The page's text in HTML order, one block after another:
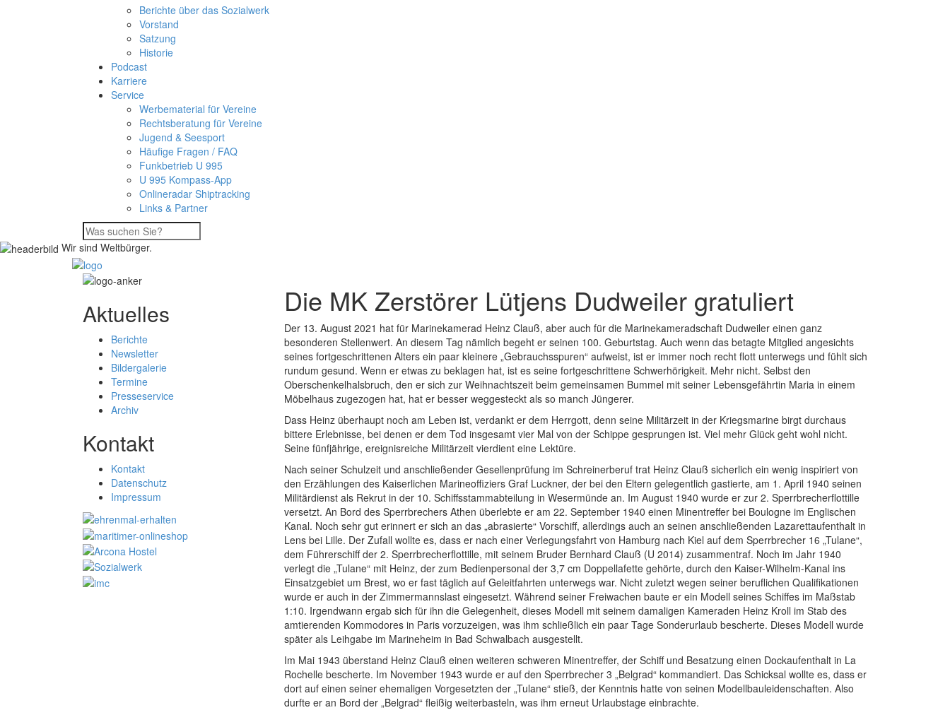
Berichte über das Sozialwerk
Vorstand
Satzung
Historie
Podcast
Karriere
Service
Werbematerial für Vereine
Rechtsberatung für Vereine
Jugend & Seesport
Häufige Fragen / FAQ
Funkbetrieb U 995
U 995 Kompass-App
Onlineradar Shiptracking
Links & Partner
Wir sind Weltbürger.
Aktuelles
Berichte
Newsletter
Bildergalerie
Termine
Presseservice
Archiv
Kontakt
Kontakt
Datenschutz
Impressum
Die MK Zerstörer Lütjens Dudweiler gratuliert
Der 13. August 2021 hat für Marinekamerad Heinz Clauß, aber auch für die Marinekameradschaft Dudweiler einen ganz
besonderen Stellenwert. An diesem Tag nämlich begeht er seinen 100. Geburtstag. Auch wenn das betagte Mitglied angesichts
seines fortgeschrittenen Alters ein paar kleinere „Gebrauchsspuren“ aufweist, ist er immer noch recht flott unterwegs und fühlt sich
rundum gesund. Wenn er etwas zu beklagen hat, ist es seine fortgeschrittene Schwerhörigkeit. Mehr nicht. Selbst den
Oberschenkelhalsbruch, den er sich zur Weihnachtszeit beim gemeinsamen Bummel mit seiner Lebensgefährtin Maria in einem
Möbelhaus zugezogen hat, hat er besser weggesteckt als so manch Jüngerer.
Dass Heinz überhaupt noch am Leben ist, verdankt er dem Herrgott, denn seine Militärzeit in der Kriegsmarine birgt durchaus
bittere Erlebnisse, bei denen er dem Tod insgesamt vier Mal von der Schippe gesprungen ist. Viel mehr Glück geht wohl nicht.
Seine fünfjährige, ereignisreiche Militärzeit vierdient eine Lektüre.
Nach seiner Schulzeit und anschließender Gesellenprüfung im Schreinerberuf trat Heinz Clauß sicherlich ein wenig inspiriert von
den Erzählungen des Kaiserlichen Marineoffiziers Graf Luckner, der bei den Eltern gelegentlich gastierte, am 1. April 1940 seinen
Militärdienst als Rekrut in der 10. Schiffsstammabteilung in Wesermünde an. Im August 1940 wurde er zur 2. Sperrbrecherflottille
versetzt. An Bord des Sperrbrechers Athen überlebte er am 22. September 1940 einen Minentreffer bei Boulogne im Englischen
Kanal. Noch sehr gut erinnert er sich an das „abrasierte“ Vorschiff, allerdings auch an seinen anschließenden Lazarettaufenthalt in
Lens bei Lille. Der Zufall wollte es, dass er nach einer Verlegungsfahrt von Hamburg nach Kiel auf dem Sperrbrecher 16 „Tulane“,
dem Führerschiff der 2. Sperrbrecherflottille, mit seinem Bruder Bernhard Clauß (U 2014) zusammentraf. Noch im Jahr 1940
verlegt die „Tulane“ mit Heinz, der zum Bedienpersonal der 3,7 cm Doppellafette gehörte, durch den Kaiser-Wilhelm-Kanal ins
Einsatzgebiet um Brest, wo er fast täglich auf Geleitfahrten unterwegs war. Nicht zuletzt wegen seiner beruflichen Qualifikationen
wurde er auch in der Zimmermannslast eingesetzt. Während seiner Freiwachen baute er ein Modell seines Schiffes im Maßstab
1:10. Irgendwann ergab sich für ihn die Gelegenheit, dieses Modell mit seinem damaligen Kameraden Heinz Kroll im Stab des
amtierenden Kommodores in Paris vorzuzeigen, was ihm schließlich ein paar Tage Sonderurlaub bescherte. Dieses Modell wurde
später als Leihgabe im Marineheim in Bad Schwalbach ausgestellt.
Im Mai 1943 überstand Heinz Clauß einen weiteren schweren Minentreffer, der Schiff und Besatzung einen Dockaufenthalt in La
Rochelle bescherte. Im November 1943 wurde er auf den Sperrbrecher 3 „Belgrad“ kommandiert. Das Schicksal wollte es, dass er
dort auf einen seiner ehemaligen Vorgesetzten der „Tulane“ stieß, der Kenntnis hatte von seinen Modellbauleidenschaften. Also
durfte er an Bord der „Belgrad“ fleißig weiterbasteln, was ihm erneut Urlaubstage einbrachte.